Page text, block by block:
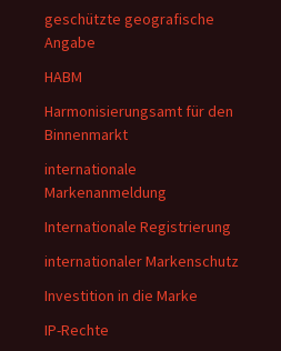
geschützte geografische
Angabe
HABM
Harmonisierungsamt für den
Binnenmarkt
internationale
Markenanmeldung
Internationale Registrierung
internationaler Markenschutz
Investition in die Marke
IP-Rechte